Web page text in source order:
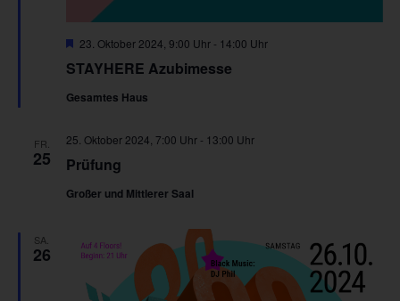
STAYHERE Azubimesse
Hervorgehoben
23. Oktober 2024, 9:00 Uhr- 14:00 Uhr
Gesamtes Haus
FR.
25 Prüfung
25. Oktober 2024, 7:00 Uhr- 13:00 Uhr
Großer und Mittlerer Saal
SA.
26